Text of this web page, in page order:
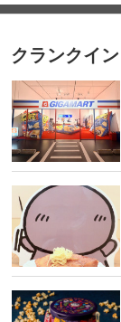
クランクイ